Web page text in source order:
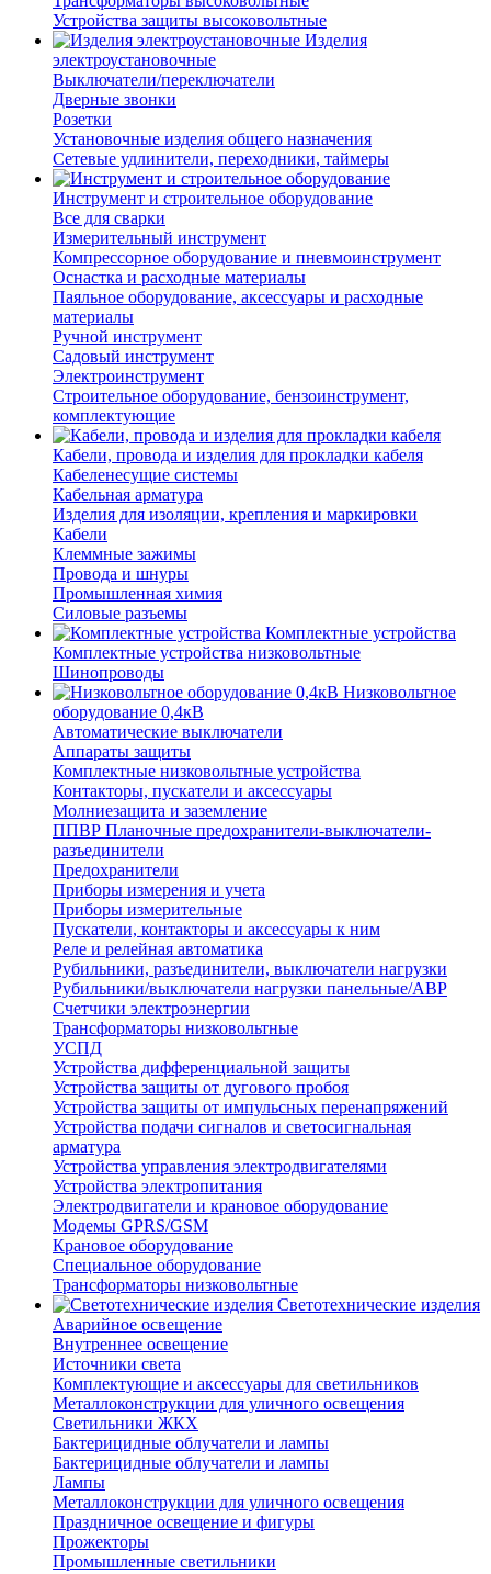
Устройства защиты высоковольтные
Изделия
электроустановочные
Выключатели/переключатели
Дверные звонки
Розетки
Установочные изделия общего назначения
Сетевые удлинители, переходники, таймеры
Инструмент и строительное оборудование
Все для сварки
Измерительный инструмент
Компрессорное оборудование и пневмоинструмент
Оснастка и расходные материалы
Паяльное оборудование, аксессуары и расходные
материалы
Ручной инструмент
Садовый инструмент
Электроинструмент
Строительное оборудование, бензоинструмент,
комплектующие
Кабели, провода и изделия для прокладки кабеля
Кабеленесущие системы
Кабельная арматура
Изделия для изоляции, крепления и маркировки
Кабели
Клеммные зажимы
Провода и шнуры
Промышленная химия
Силовые разъемы
Комплектные устройства
Комплектные устройства низковольтные
Шинопроводы
Низковольтное
оборудование 0,4кВ
Автоматические выключатели
Аппараты защиты
Комплектные низковольтные устройства
Контакторы, пускатели и аксессуары
Молниезащита и заземление
ППВР Планочные предохранители-выключатели-
разъединители
Предохранители
Приборы измерения и учета
Приборы измерительные
Пускатели, контакторы и аксессуары к ним
Реле и релейная автоматика
Рубильники, разъединители, выключатели нагрузки
Рубильники/выключатели нагрузки панельные/АВР
Счетчики электроэнергии
Трансформаторы низковольтные
УСПД
Устройства дифференциальной защиты
Устройства защиты от дугового пробоя
Устройства защиты от импульсных перенапряжений
Устройства подачи сигналов и светосигнальная
арматура
Устройства управления электродвигателями
Устройства электропитания
Электродвигатели и крановое оборудование
Модемы GPRS/GSM
Крановое оборудование
Специальное оборудование
Трансформаторы низковольтные
Светотехнические изделия
Аварийное освещение
Внутреннее освещение
Источники света
Комплектующие и аксессуары для светильников
Металлоконструкции для уличного освещения
Светильники ЖКХ
Бактерицидные облучатели и лампы
Бактерицидные облучатели и лампы
Лампы
Металлоконструкции для уличного освещения
Праздничное освещение и фигуры
Прожекторы
Промышленные светильники